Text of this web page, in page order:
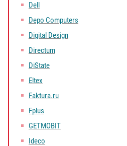
Dell
Depo Computers
Digital Design
Directum
DiState
Eltex
Faktura.ru
Fplus
GETMOBIT
Ideco